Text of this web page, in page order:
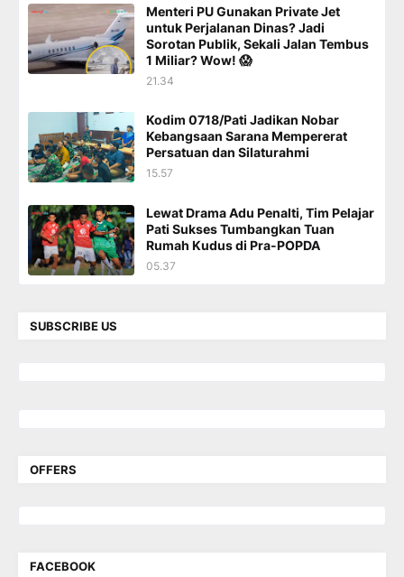
Menteri PU Gunakan Private Jet
untuk Perjalanan Dinas? Jadi
Sorotan Publik, Sekali Jalan Tembus
1 Miliar? Wow! 😱
21.34
Kodim 0718/Pati Jadikan Nobar
Kebangsaan Sarana Mempererat
Persatuan dan Silaturahmi
15.57
Lewat Drama Adu Penalti, Tim Pelajar
Pati Sukses Tumbangkan Tuan
Rumah Kudus di Pra-POPDA
05.37
SUBSCRIBE US
OFFERS
FACEBOOK